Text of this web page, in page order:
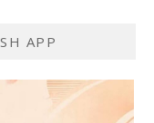
APP